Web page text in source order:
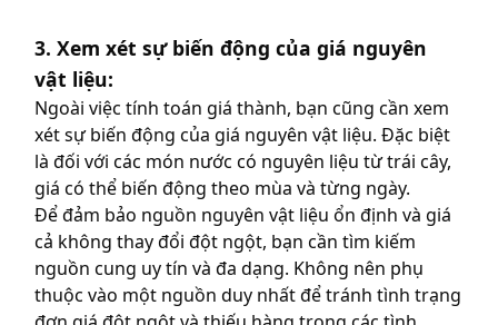
3. Xem xét sự biến động của giá nguyên
vật liệu:
Ngoài việc tính toán giá thành, bạn cũng cần xem
xét sự biến động của giá nguyên vật liệu. Đặc biệt
là đối với các món nước có nguyên liệu từ trái cây,
giá có thể biến động theo mùa và từng ngày.
Để đảm bảo nguồn nguyên vật liệu ổn định và giá
cả không thay đổi đột ngột, bạn cần tìm kiếm
nguồn cung uy tín và đa dạng. Không nên phụ
thuộc vào một nguồn duy nhất để tránh tình trạng